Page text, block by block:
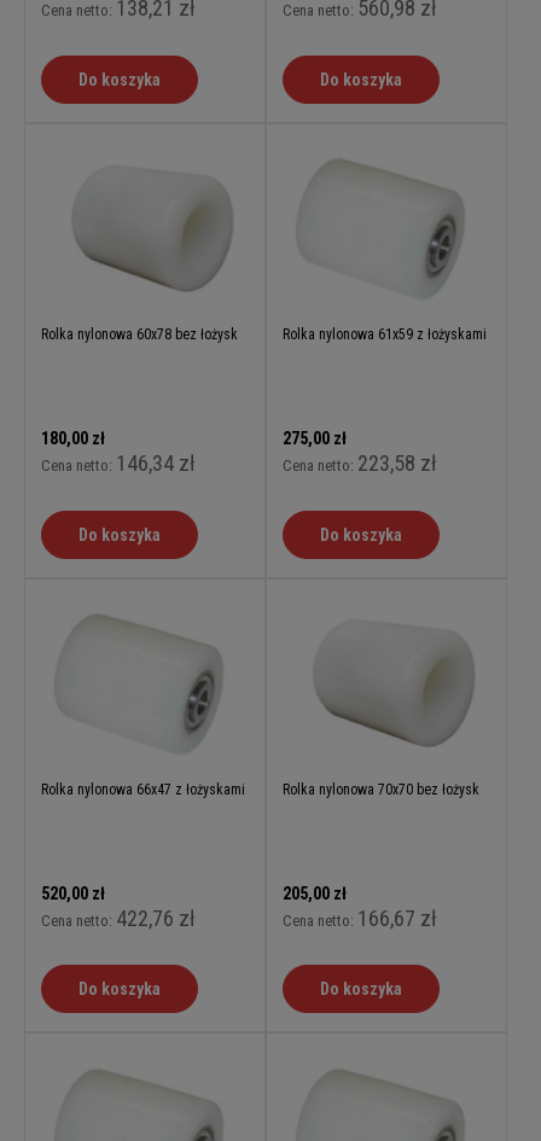
Cena netto: 138,21 zł
Do koszyka
Cena netto: 560,98 zł
Do koszyka
Rolka nylonowa 60x78 bez łożysk
180,00 zł
Cena netto: 146,34 zł
Do koszyka
Rolka nylonowa 61x59 z łożyskami
275,00 zł
Cena netto: 223,58 zł
Do koszyka
Rolka nylonowa 66x47 z łożyskami
520,00 zł
Cena netto: 422,76 zł
Do koszyka
Rolka nylonowa 70x70 bez łożysk
205,00 zł
Cena netto: 166,67 zł
Do koszyka